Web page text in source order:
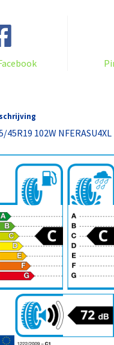
45R19 102W NFERASU4XL